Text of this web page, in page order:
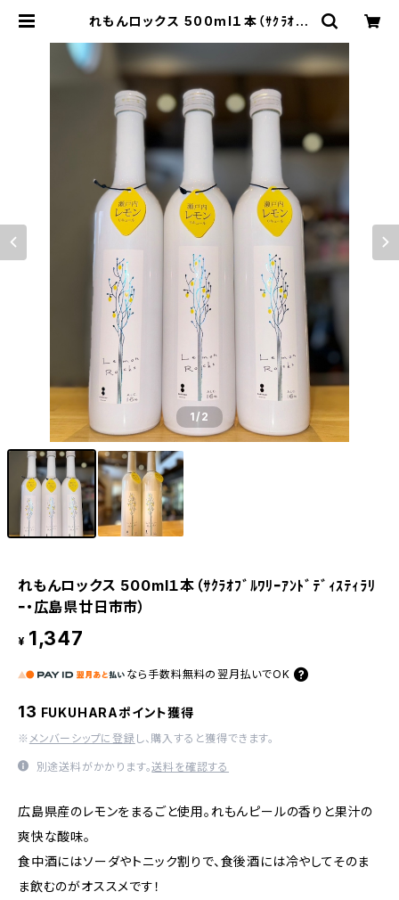
れもんロックス 500ml１本（ｻｸﾗｵﾌﾞ
928年・広島の日本酒・限定酒を全国
通販
1/2
れもんロックス 500ml１本（ｻｸﾗｵﾌﾞﾙﾜﾘｰｱﾝﾄﾞﾃﾞｨｽﾃｨﾗﾘ
ｰ・広島県廿日市市）
¥ 1,347
なら 手数料無料の 翌月払いでOK
13 FUKUHARAポイント獲得
※ メンバーシップに登録 し、購入すると獲得できます。
別途送料がかかります。送料を確認する
広島県産のレモンをまるごと使用。れもんピールの香りと果汁の
爽快な酸味。
食中酒にはソーダやトニック割りで、食後酒には冷やしてそのま
ま飲むのがオススメです！